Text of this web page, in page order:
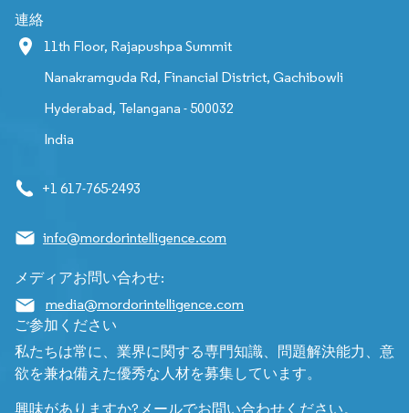
連絡
11th Floor, Rajapushpa Summit
Nanakramguda Rd, Financial District, Gachibowli
Hyderabad, Telangana - 500032
India
+1 617-765-2493
info@mordorintelligence.com
メディアお問い合わせ:
media@mordorintelligence.com
ご参加ください
私たちは常に、業界に関する専門知識、問題解決能力、意
欲を兼ね備えた優秀な人材を募集しています。
興味がありますか?メールでお問い合わせください。